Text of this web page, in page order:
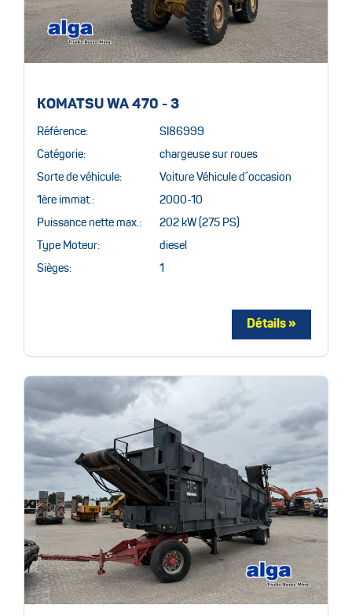
KOMATSU WA 470 - 3
Référence: SI86999
Catégorie: chargeuse sur roues
Sorte de véhicule: Voiture Véhicule d´occasion
1ère immat.: 2000-10
Puissance nette max.: 202 kW (275 PS)
Type Moteur: diesel
Sièges: 1